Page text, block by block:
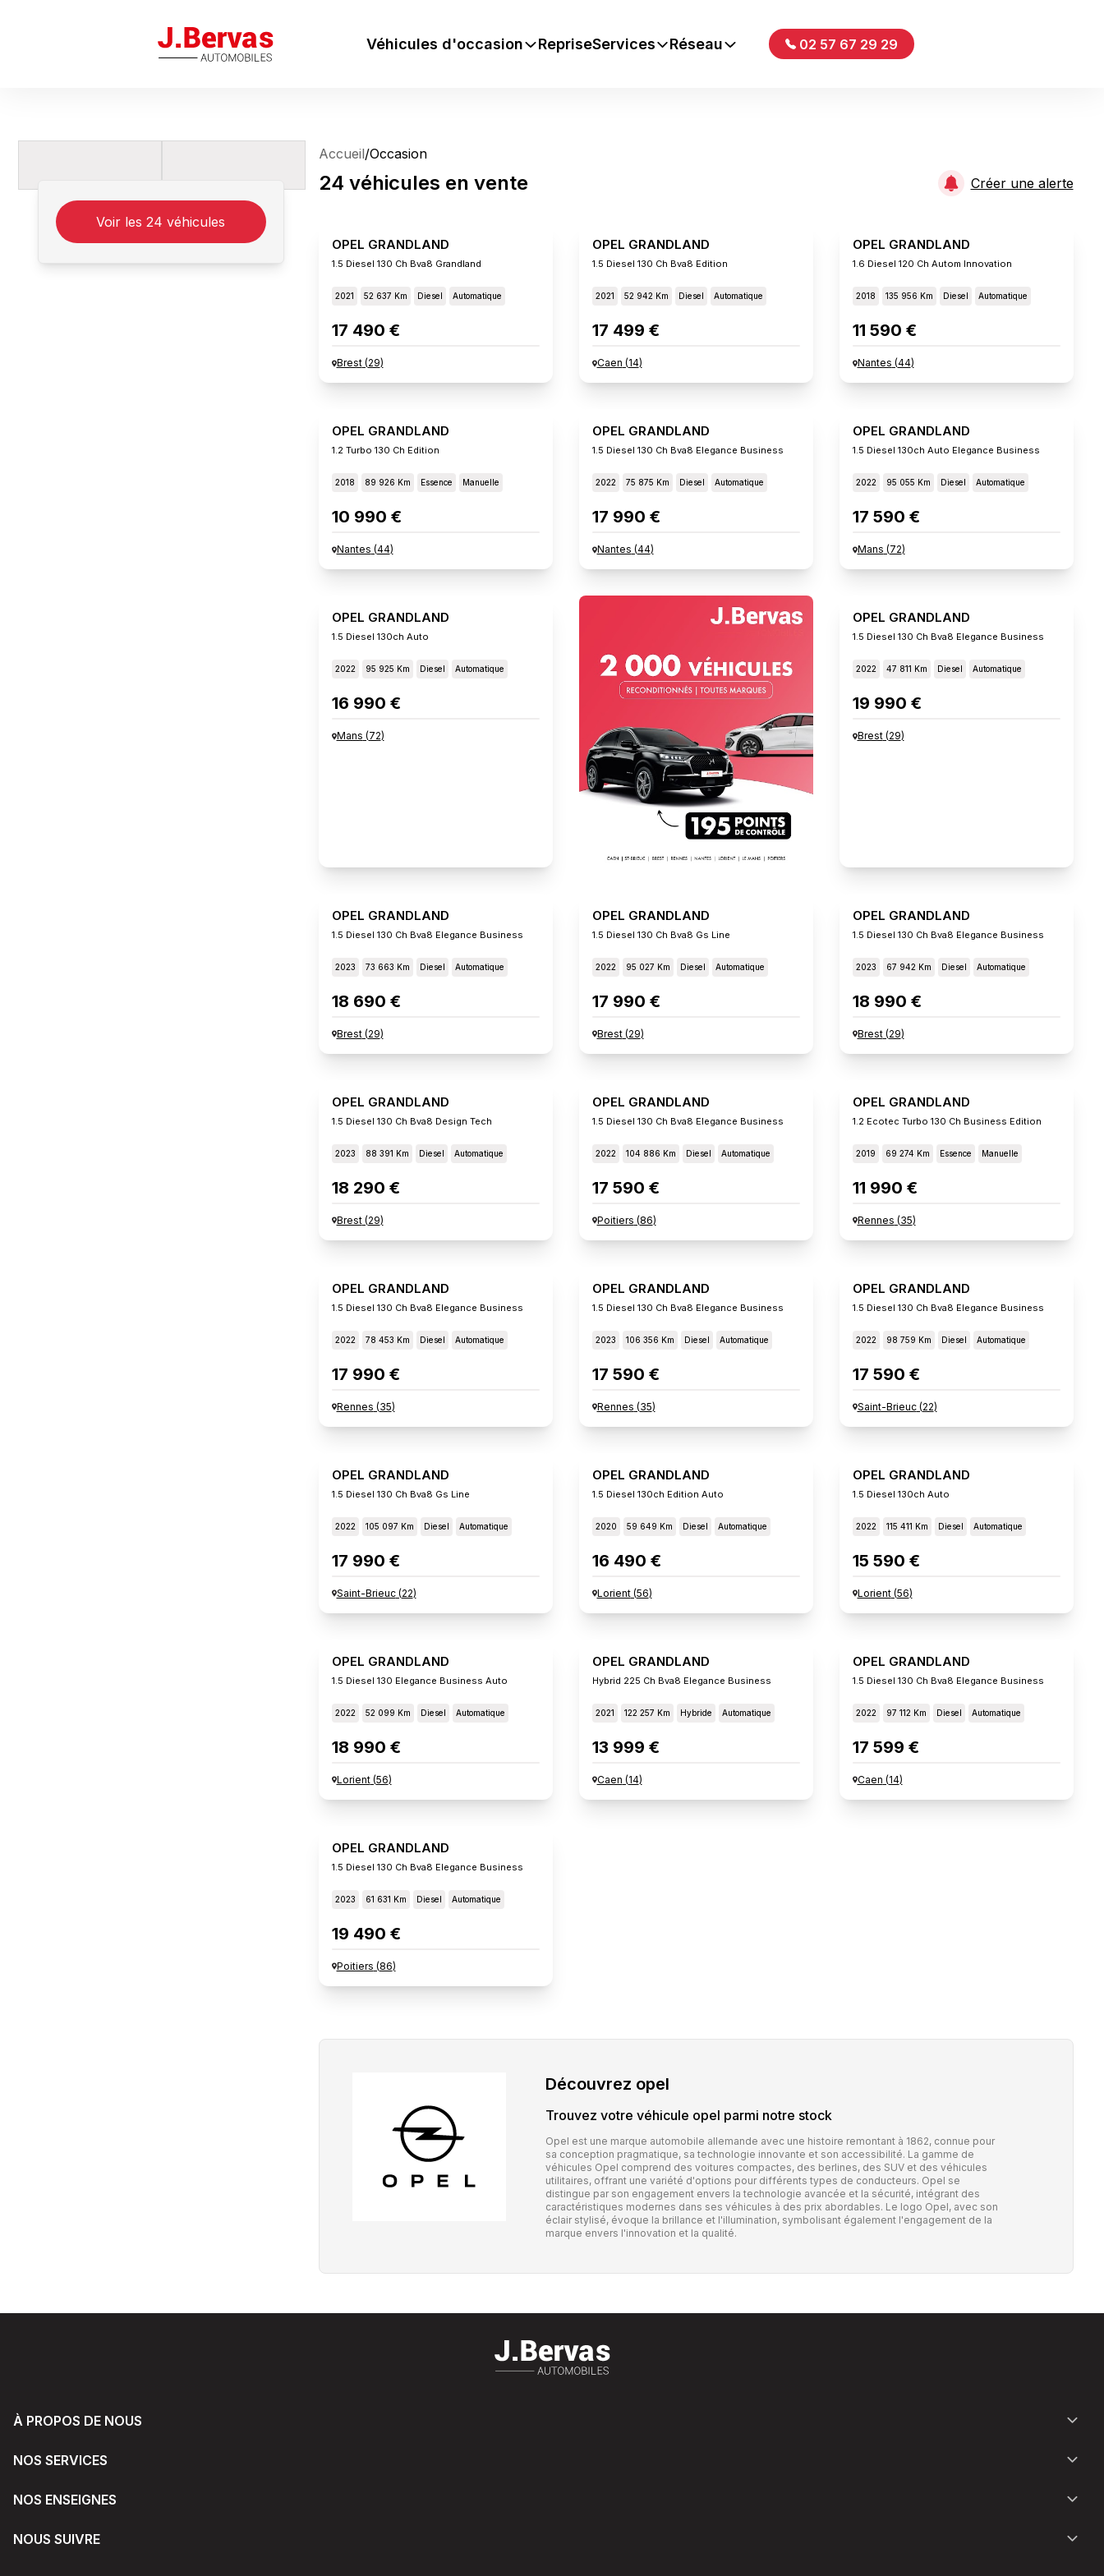
J.Bervas Véhicules d'occasion RepriseServices Réseau 02 57 67 29 29
Voir les 24 véhicules
Accueil/Occasion
24 véhicules en vente Créer une alerte
OPEL GRANDLAND
1.5 Diesel 130 Ch Bva8 Grandland
2021 52 637 Km Diesel Automatique
17 490 €
Brest(29)
OPEL GRANDLAND
1.5 Diesel 130 Ch Bva8 Edition
2021 52 942 Km Diesel Automatique
17 499 €
Caen (14)
OPEL GRANDLAND
1.6 Diesel 120 Ch Autom Innovation
2018 135 956 Km Diesel Automatique
11 590 €
Nantes (44)
OPEL GRANDLAND
1.2 Turbo 130 Ch Edition
2018 89 926 Km Essence Manuelle
10 990 €
Nantes (44)
OPEL GRANDLAND
1.5 Diesel 130 Ch Bva8 Elegance Business
2022 75 875 Km Diesel Automatique
17 990 €
Nantes (44)
OPEL GRANDLAND
1.5 Diesel 130ch Auto Elegance Business
2022 95 055 Km Diesel Automatique
17 590 €
Mans (72)
OPEL GRANDLAND
1.5 Diesel 130ch Auto
2022 95 925 Km Diesel Automatique
16 990 €
Mans (72)
OPEL GRANDLAND
1.5 Diesel 130 Ch Bva8 Elegance Business
2022 47 811 Km Diesel Automatique
19 990 €
Brest(29)
OPEL GRANDLAND
1.5 Diesel 130 Ch Bva8 Elegance Business
2023 73 663 Km Diesel Automatique
18 690 €
Brest(29)
OPEL GRANDLAND
1.5 Diesel 130 Ch Bva8 Gs Line
2022 95 027 Km Diesel Automatique
17 990 €
Brest(29)
OPEL GRANDLAND
1.5 Diesel 130 Ch Bva8 Elegance Business
2023 67 942 Km Diesel Automatique
18 990 €
Brest(29)
OPEL GRANDLAND
1.5 Diesel 130 Ch Bva8 Design Tech
2023 88 391 Km Diesel Automatique
18 290 €
Brest(29)
OPEL GRANDLAND
1.5 Diesel 130 Ch Bva8 Elegance Business
2022 104 886 Km Diesel Automatique
17 590 €
Poitiers (86)
OPEL GRANDLAND
1.2 Ecotec Turbo 130 Ch Business Edition
2019 69 274 Km Essence Manuelle
11 990 €
Rennes (35)
OPEL GRANDLAND
1.5 Diesel 130 Ch Bva8 Elegance Business
2022 78 453 Km Diesel Automatique
17 990 €
Rennes (35)
OPEL GRANDLAND
1.5 Diesel 130 Ch Bva8 Elegance Business
2023 106 356 Km Diesel Automatique
17 590 €
Rennes (35)
OPEL GRANDLAND
1.5 Diesel 130 Ch Bva8 Elegance Business
2022 98 759 Km Diesel Automatique
17 590 €
Saint-Brieuc(22)
OPEL GRANDLAND
1.5 Diesel 130 Ch Bva8 Gs Line
2022 105 097 Km Diesel Automatique
17 990 €
Saint-Brieuc(22)
OPEL GRANDLAND
1.5 Diesel 130ch Edition Auto
2020 59 649 Km Diesel Automatique
16 490 €
Lorient(56)
OPEL GRANDLAND
1.5 Diesel 130ch Auto
2022 115 411 Km Diesel Automatique
15 590 €
Lorient(56)
OPEL GRANDLAND
1.5 Diesel 130 Elegance Business Auto
2022 52 099 Km Diesel Automatique
18 990 €
Lorient(56)
OPEL GRANDLAND
Hybrid 225 Ch Bva8 Elegance Business
2021 122 257 Km Hybride Automatique
13 999 €
Caen (14)
OPEL GRANDLAND
1.5 Diesel 130 Ch Bva8 Elegance Business
2022 97 112 Km Diesel Automatique
17 599 €
Caen (14)
OPEL GRANDLAND
1.5 Diesel 130 Ch Bva8 Elegance Business
2023 61 631 Km Diesel Automatique
19 490 €
Poitiers (86)
Découvrez opel
Trouvez votre véhicule opel parmi notre stock
Opel est une marque automobile allemande avec une histoire remontant à 1862, connue pour
sa conception pragmatique, sa technologie innovante et son accessibilité. La gamme de
véhicules Opel comprend des voitures compactes, des berlines, des SUV et des véhicules
utilitaires, offrant une variété d'options pour différents types de conducteurs. Opel se
distingue par son engagement envers la technologie avancée et la sécurité, intégrant des
caractéristiques modernes dans ses véhicules à des prix abordables. Le logo Opel, avec son
éclair stylisé, évoque la brillance et l'illumination, symbolisant également l'engagement de la
marque envers l'innovation et la qualité.
À PROPOS DE NOUS
NOS SERVICES
NOS ENSEIGNES
NOUS SUIVRE